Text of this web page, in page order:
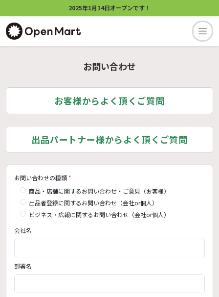
2025年1月14日オープンです！
お問い合わせ
お客様からよく頂くご質問
出品パートナー様からよく頂くご質問
お問い合わせの種類 *
商品・店舗に関するお問い合わせ・ご意見（お客様）
出品者登録に関するお問い合わせ（会社or個人）
ビジネス・広報に関するお問い合わせ（会社or個人）
会社名
部署名